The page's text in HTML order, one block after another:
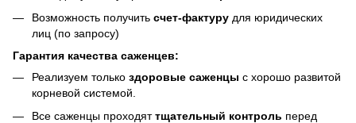
Возможность получить счет-фактуру для юридических
лиц (по запросу)
Гарантия качества саженцев:
Реализуем только здоровые саженцы с хорошо развитой
корневой системой.
Все саженцы проходяттщательный контроль перед